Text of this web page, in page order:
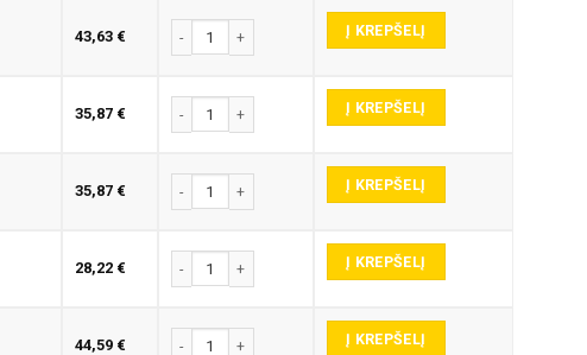
43,63 € produkto kiekis: E345-P GRAVIRAVIMO FREZA
Į KREPŠELĮ
35,87 € produkto kiekis: E345-P GRAVIRAVIMO FREZA
Į KREPŠELĮ
35,87 € produkto kiekis: E345-P GRAVIRAVIMO FREZA
Į KREPŠELĮ
28,22 € produkto kiekis: E345-P GRAVIRAVIMO FREZA
Į KREPŠELĮ
44,59 € produkto kiekis: E345-P GRAVIRAVIMO FREZA
Į KREPŠELĮ